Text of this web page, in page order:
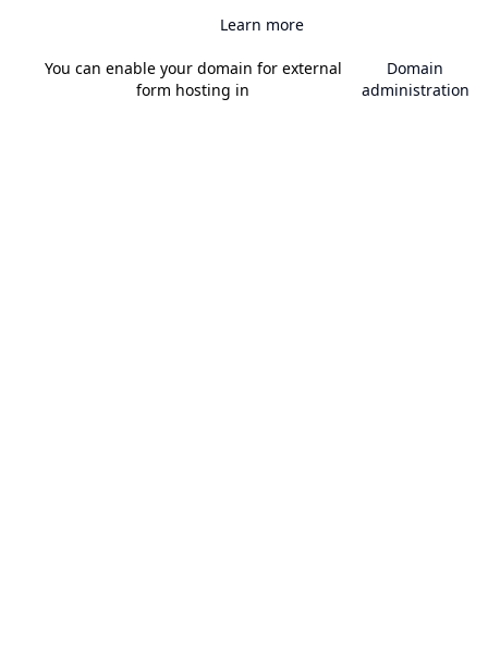
Learn more
You can enable your domain for external
form hosting in
Domain
administration